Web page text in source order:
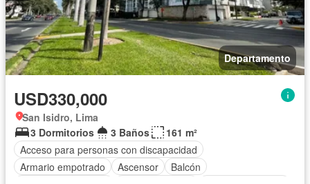
Departamento
USD330,000
San Isidro, Lima
3 Dormitorios
3 Baños
161 m²
Acceso para personas con discapacidad
Armario empotrado
Ascensor
Balcón